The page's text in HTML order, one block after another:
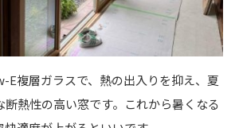
E複層ガラスで、熱の出入りを抑え、夏
熱性の高い窓です。これから暑くなる